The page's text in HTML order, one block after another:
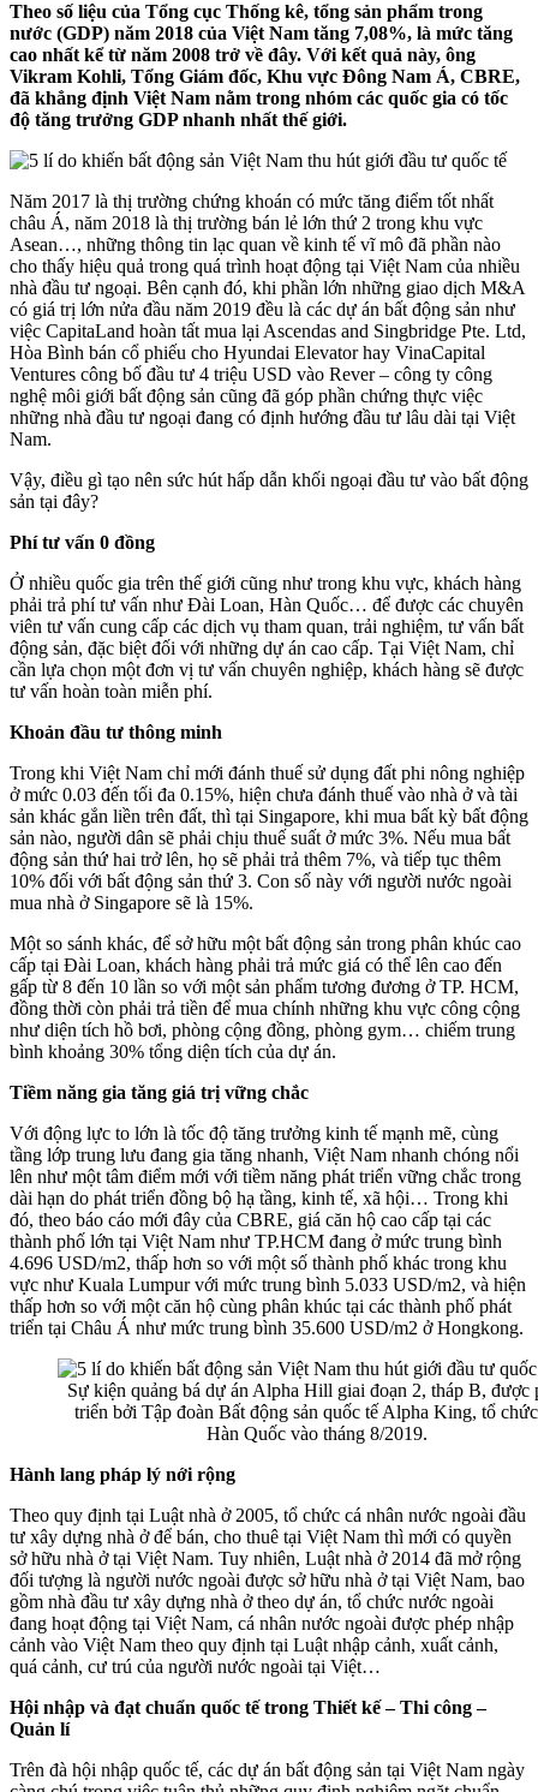
Theo số liệu của Tổng cục Thống kê, tổng sản phẩm trong
nước (GDP) năm 2018 của Việt Nam tăng 7,08%, là mức tăng
cao nhất kể từ năm 2008 trở về đây. Với kết quả này, ông
Vikram Kohli, Tổng Giám đốc, Khu vực Đông Nam Á, CBRE,
đã khẳng định Việt Nam nằm trong nhóm các quốc gia có tốc
độ tăng trưởng GDP nhanh nhất thế giới.
Năm 2017 là thị trường chứng khoán có mức tăng điểm tốt nhất
châu Á, năm 2018 là thị trường bán lẻ lớn thứ 2 trong khu vực
Asean…, những thông tin lạc quan về kinh tế vĩ mô đã phần nào
cho thấy hiệu quả trong quá trình hoạt động tại Việt Nam của nhiều
nhà đầu tư ngoại. Bên cạnh đó, khi phần lớn những giao dịch M&A
có giá trị lớn nửa đầu năm 2019 đều là các dự án bất động sản như
việc CapitaLand hoàn tất mua lại Ascendas and Singbridge Pte. Ltd,
Hòa Bình bán cổ phiếu cho Hyundai Elevator hay VinaCapital
Ventures công bố đầu tư 4 triệu USD vào Rever – công ty công
nghệ môi giới bất động sản cũng đã góp phần chứng thực việc
những nhà đầu tư ngoại đang có định hướng đầu tư lâu dài tại Việt
Nam.
Vậy, điều gì tạo nên sức hút hấp dẫn khối ngoại đầu tư vào bất động
sản tại đây?
Phí tư vấn 0 đồng
Ở nhiều quốc gia trên thế giới cũng như trong khu vực, khách hàng
phải trả phí tư vấn như Đài Loan, Hàn Quốc… để được các chuyên
viên tư vấn cung cấp các dịch vụ tham quan, trải nghiệm, tư vấn bất
động sản, đặc biệt đối với những dự án cao cấp. Tại Việt Nam, chỉ
cần lựa chọn một đơn vị tư vấn chuyên nghiệp, khách hàng sẽ được
tư vấn hoàn toàn miễn phí.
Khoản đầu tư thông minh
Trong khi Việt Nam chỉ mới đánh thuế sử dụng đất phi nông nghiệp
ở mức 0.03 đến tối đa 0.15%, hiện chưa đánh thuế vào nhà ở và tài
sản khác gắn liền trên đất, thì tại Singapore, khi mua bất kỳ bất động
sản nào, người dân sẽ phải chịu thuế suất ở mức 3%. Nếu mua bất
động sản thứ hai trở lên, họ sẽ phải trả thêm 7%, và tiếp tục thêm
10% đối với bất động sản thứ 3. Con số này với người nước ngoài
mua nhà ở Singapore sẽ là 15%.
Một so sánh khác, để sở hữu một bất động sản trong phân khúc cao
cấp tại Đài Loan, khách hàng phải trả mức giá có thể lên cao đến
gấp từ 8 đến 10 lần so với một sản phẩm tương đương ở TP. HCM,
đồng thời còn phải trả tiền để mua chính những khu vực công cộng
như diện tích hồ bơi, phòng cộng đồng, phòng gym… chiếm trung
bình khoảng 30% tổng diện tích của dự án.
Tiềm năng gia tăng giá trị vững chắc
Với động lực to lớn là tốc độ tăng trưởng kinh tế mạnh mẽ, cùng
tầng lớp trung lưu đang gia tăng nhanh, Việt Nam nhanh chóng nổi
lên như một tâm điểm mới với tiềm năng phát triển vững chắc trong
dài hạn do phát triển đồng bộ hạ tầng, kinh tế, xã hội… Trong khi
đó, theo báo cáo mới đây của CBRE, giá căn hộ cao cấp tại các
thành phố lớn tại Việt Nam như TP.HCM đang ở mức trung bình
4.696 USD/m2, thấp hơn so với một số thành phố khác trong khu
vực như Kuala Lumpur với mức trung bình 5.033 USD/m2, và hiện
thấp hơn so với một căn hộ cùng phân khúc tại các thành phố phát
triển tại Châu Á như mức trung bình 35.600 USD/m2 ở Hongkong.
Sự kiện quảng bá dự án Alpha Hill giai đoạn 2, tháp B, được
triển bởi Tập đoàn Bất động sản quốc tế Alpha King, tổ
Hàn Quốc vào tháng 8/2019.
Hành lang pháp lý nới rộng
Theo quy định tại Luật nhà ở 2005, tổ chức cá nhân nước ngoài đầu
tư xây dựng nhà ở để bán, cho thuê tại Việt Nam thì mới có quyền
sở hữu nhà ở tại Việt Nam. Tuy nhiên, Luật nhà ở 2014 đã mở rộng
đối tượng là người nước ngoài được sở hữu nhà ở tại Việt Nam, bao
gồm nhà đầu tư xây dựng nhà ở theo dự án, tổ chức nước ngoài
đang hoạt động tại Việt Nam, cá nhân nước ngoài được phép nhập
cảnh vào Việt Nam theo quy định tại Luật nhập cảnh, xuất cảnh,
quá cảnh, cư trú của người nước ngoài tại Việt…
Hội nhập và đạt chuẩn quốc tế trong Thiết kế – Thi công –
Quản lí
Trên đà hội nhập quốc tế, các dự án bất động sản tại Việt Nam ngày